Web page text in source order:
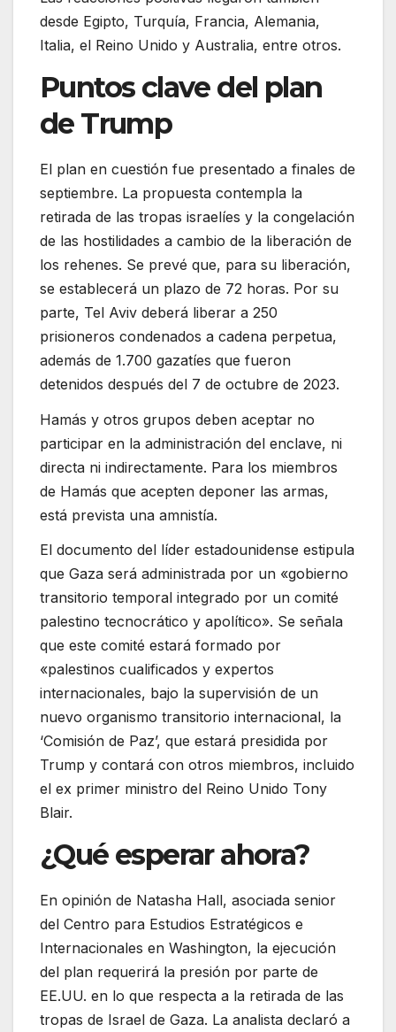
desde Egipto, Turquía, Francia, Alemania,
Italia, el Reino Unido y Australia, entre otros.
Puntos clave del plan
de Trump
El plan en cuestión fue presentado a finales de
septiembre. La propuesta contempla la
retirada de las tropas israelíes y la congelación
de las hostilidades a cambio de la liberación de
los rehenes. Se prevé que, para su liberación,
se establecerá un plazo de 72 horas. Por su
parte, Tel Aviv deberá liberar a 250
prisioneros condenados a cadena perpetua,
además de 1.700 gazatíes que fueron
detenidos después del 7 de octubre de 2023.
Hamás y otros grupos deben aceptar no
participar en la administración del enclave, ni
directa ni indirectamente. Para los miembros
de Hamás que acepten deponer las armas,
está prevista una amnistía.
El documento del líder estadounidense estipula
que Gaza será administrada por un «gobierno
transitorio temporal integrado por un comité
palestino tecnocrático y apolítico». Se señala
que este comité estará formado por
«palestinos cualificados y expertos
internacionales, bajo la supervisión de un
nuevo organismo transitorio internacional, la
‘Comisión de Paz’, que estará presidida por
Trump y contará con otros miembros, incluido
el ex primer ministro del Reino Unido Tony
Blair.
¿Qué esperar ahora?
En opinión de Natasha Hall, asociada senior
del Centro para Estudios Estratégicos e
Internacionales en Washington, la ejecución
del plan requerirá la presión por parte de
EE.UU. en lo que respecta a la retirada de las
tropas de Israel de Gaza. La analista declaró a